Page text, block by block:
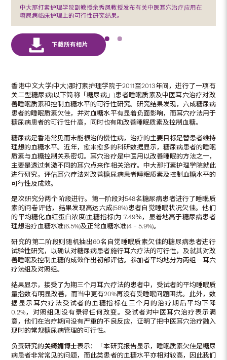
中大那打素护理学院副教授余秀凤教授发布有关中医耳穴治疗应用在
糖尿病临床护理上的可行性研究结果。
香港中文大学(中大)那打素护理学院于2011至2013年间，进行了一项有
关二型糖尿病(以下简称「糖尿病」)患者睡眠质素及中医耳穴治疗对改
善睡眠质素和控制血糖水平的可行性研究。研究结果发现，六成糖尿病
患者的睡眠质素欠佳，并对血糖水平有显着负面影响，而耳穴疗法用于
糖尿病患者的可行性什高，同时也有助改善睡眠质素及控制血糖。
糖尿病是香港常见而未能根治的慢性病，治疗的主要目标是替患者维持
理想的血糖水平。近年，愈来愈多的科研数据显示，糖尿病患者的睡眠
质素与血糖控制关系密切。耳穴治疗是中医用以改善睡眠的方法之一，
主要是透过刺激不同的耳穴点来作相关治疗。中大那打素护理学院就此
进行研究，评估耳穴疗法对改善糖尿病患者睡眠质素及控制血糖水平的
可行性及成效。
是次研究分两个阶段进行。第一阶段对548名糖尿病患者进行了睡眠质
素的问卷评估，结果发现高达六成(58%)患者自觉睡眠状况欠佳。他们
的平均糖化血红蛋白浓度(血糖指标)为 7.49％，显着地高于糖尿病患者
理想治疗血糖水准(6.5%)及正常血糖水准(4 – 5.9%)。
研究的第二阶段则随机抽出60名自觉睡眠质素欠佳的糖尿病患者进行
试验性研究，以确认对糖尿病患者施行耳穴疗法的可行性，及就其对改
善睡眠及控制血糖的成效作出初部评估。参加者平均地分为两组－耳穴
疗法组及对照组。
结果显示，接受了为期三个月耳穴疗法的患者中，受试者的平均睡眠质
量指数有明显改善，而当中更有20%再没有受睡眠问题困扰。此外，数
据显示耳穴疗法受试者的血糖指标在三个月的治疗期后平均下降
0.2%，对照组则没有录得任何改变。受试者对中医耳穴治疗表示满
意，他们在治疗期间没有严重的不良反应，证明了把中医耳穴治疗融入
现时的常规糖尿病管理的可行性。
负责研究的关绮媚博士表示：「本研究报告显示，睡眠质素欠佳是糖尿
病患者非常常见的问题，而此类患者的血糖水平亦相对较高，因此我们